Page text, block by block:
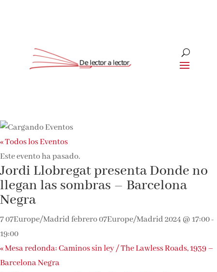
« Todos los Eventos
Este evento ha pasado.
Jordi Llobregat presenta Donde no
llegan las sombras – Barcelona
Negra
7 07Europe/Madrid febrero 07Europe/Madrid 2024 @ 17:00-
19:00
«Mesa redonda: Caminos sin ley / The Lawless Roads, 1939 –
Barcelona Negra